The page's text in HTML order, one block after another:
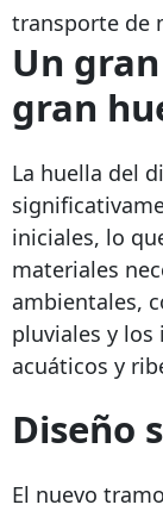
transporte de
Un
gran
La huella del
iniciales, lo
materiales
ambientales,
pluviales y los
acuáticos y
Diseño
El nuevo